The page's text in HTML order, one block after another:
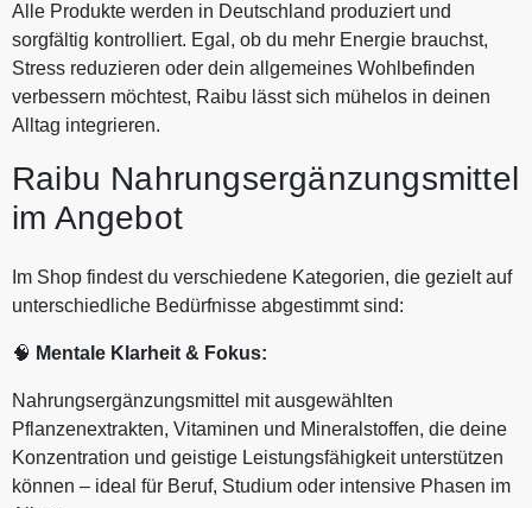
Alle Produkte werden in Deutschland produziert und
sorgfältig kontrolliert. Egal, ob du mehr Energie brauchst,
Stress reduzieren oder dein allgemeines Wohlbefinden
verbessern möchtest, Raibu lässt sich mühelos in deinen
Alltag integrieren.
Raibu Nahrungsergänzungsmittel
im Angebot
Im Shop findest du verschiedene Kategorien, die gezielt auf
unterschiedliche Bedürfnisse abgestimmt sind:
🧠 Mentale Klarheit & Fokus:
Nahrungsergänzungsmittel mit ausgewählten
Pflanzenextrakten, Vitaminen und Mineralstoffen, die deine
Konzentration und geistige Leistungsfähigkeit unterstützen
können – ideal für Beruf, Studium oder intensive Phasen im